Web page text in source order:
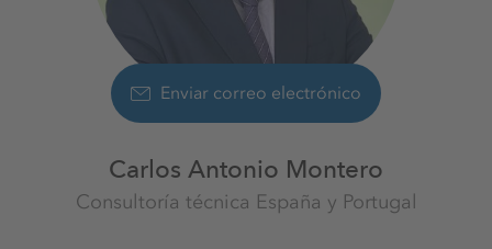
Enviar correo electrónico
Carlos Antonio Montero
Consultoría técnica España y Portugal